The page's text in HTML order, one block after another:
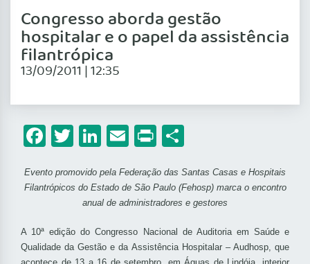
Congresso aborda gestão
hospitalar e o papel da assistência
filantrópica
13/09/2011 | 12:35
Facebook
Twitter
LinkedIn
Email
Print
Evento promovido pela Federação das Santas Casas e Hospitais
Filantrópicos do Estado de São Paulo (Fehosp) marca o encontro
anual de administradores e gestores
A 10ª edição do Congresso Nacional de Auditoria em Saúde e
Qualidade da Gestão e da Assistência Hospitalar – Audhosp, que